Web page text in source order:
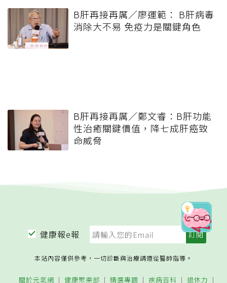
B肝再接再厲／廖運範： B肝病毒
消除大不易 免疫力是關鍵角色
B肝再接再厲／鄭文睿：B肝功能
性治癒關鍵價值，降七成肝癌致
命威脅
健康報e報
本站內容僅供參考，一切診斷與治療請遵從醫師指導。
關於元氣網 健康聚樂部 精選專題 疾病百科 退休力